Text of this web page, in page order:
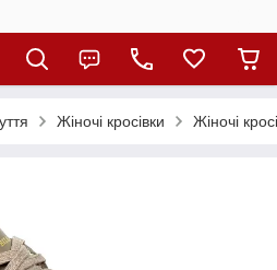
Жіночі кросівки Жіночі